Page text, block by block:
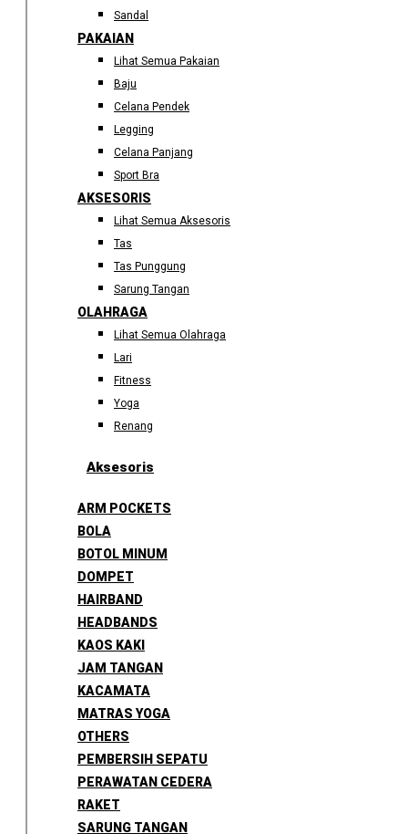
Sandal
PAKAIAN
Lihat Semua Pakaian
Baju
Celana Pendek
Legging
Celana Panjang
Sport Bra
AKSESORIS
Lihat Semua Aksesoris
Tas
Tas Punggung
Sarung Tangan
OLAHRAGA
Lihat Semua Olahraga
Lari
Fitness
Yoga
Renang
Aksesoris
ARM POCKETS
BOLA
BOTOL MINUM
DOMPET
HAIRBAND
HEADBANDS
KAOS KAKI
JAM TANGAN
KACAMATA
MATRAS YOGA
OTHERS
PEMBERSIH SEPATU
PERAWATAN CEDERA
RAKET
SARUNG TANGAN